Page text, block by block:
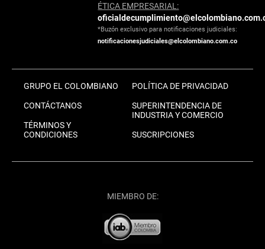
ÉTICA EMPRESARIAL:
*Buzón exclusivo para notificaciones judiciales:
notificacionesjudiciales@elcolombiano.com.co
GRUPO EL COLOMBIANO
CONTÁCTANOS
TÉRMINOS Y
CONDICIONES
POLÍTICA DE PRIVACIDAD
SUPERINTENDENCIA DE
INDUSTRIA Y COMERCIO
SUSCRIPCIONES
MIEMBRO DE: